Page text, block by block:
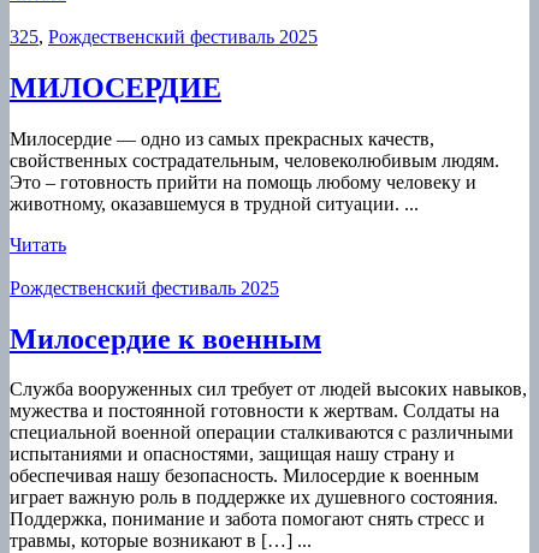
325, Рождественский фестиваль 2025
МИЛОСЕРДИЕ
Милосердие — одно из самых прекрасных качеств,
свойственных сострадательным, человеколюбивым людям.
Это – готовность прийти на помощь любому человеку и
животному, оказавшемуся в трудной ситуации. ...
ЧитатьЧитать
Рождественский фестиваль 2025
Милосердие к военнымМилосердие
военным
Служба вооруженных сил требует от людей высоких навыков,
мужества и постоянной готовности к жертвам. Солдаты на
специальной военной операции сталкиваются с различными
испытаниями и опасностями, защищая нашу страну и
обеспечивая нашу безопасность. Милосердие к военным
играет важную роль в поддержке их душевного состояния.
Поддержка, понимание и забота помогают снять стресс и
травмы, которые возникают в […] ...